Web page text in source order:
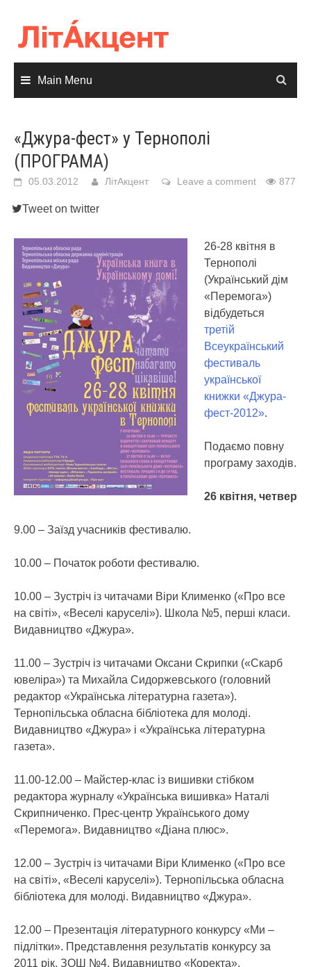
content
Main Menu
«Джура-фест» у Тернополі
(ПРОГРАМА)
05.03.2012 ЛітАкцент Leave a comment 877
Tweet on twitter
26-28 квітня в
Тернополі
(Український дім
«Перемога»)
відбудеться
третій
Всеукраїнський
фестиваль
української
книжки «Джура-
фест-2012».
Подаємо повну
програму заходів.
26 квітня, четвер
9.00 – Заїзд учасників фестивалю.
10.00 – Початок роботи фестивалю.
10.00 – Зустріч із читачами Віри Клименко («Про все
на світі», «Веселі каруселі»). Школа №5, перші класи.
Видавництво «Джура».
11.00 – Зустріч із читачами Оксани Скрипки («Скарб
ювеліра») та Михайла Сидоржевського (головний
редактор «Українська літературна газета»).
Тернопільська обласна бібліотека для молоді.
Видавництво «Джура» і «Українська літературна
газета».
11.00-12.00 – Майстер-клас із вишивки стібком
редактора журналу «Українська вишивка» Наталі
Скрипниченко. Прес-центр Українського дому
«Перемога». Видавництво «Діана плюс».
12.00 – Зустріч із читачами Віри Клименко («Про все
на світі», «Веселі каруселі»). Тернопільська обласна
бібліотека для молоді. Видавництво «Джура».
12.00 – Презентація літературного конкурсу «Ми –
підлітки». Представлення результатів конкурсу за
2011 рік. ЗОШ №4. Видавництво «Коректа».